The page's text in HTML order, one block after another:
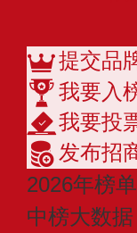
提交品
我要入
我要投
发布招
2026年榜
中榜大数